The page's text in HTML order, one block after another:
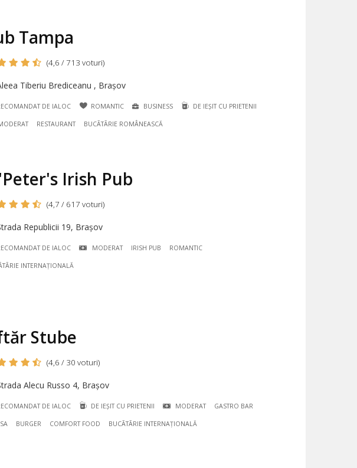
Tampa
(4,6 / 713 voturi)
Tiberiu Brediceanu , Brașov
DE IALOC ROMANTIC BUSINESS DE IEȘIT CU PRIETENII
RESTAURANT BUCÃTÃRIE ROMÂNEASCĂ
Irish Pub
(4,7 / 617 voturi)
Republicii 19, Brașov
DE IALOC MODERAT IRISH PUB ROMANTIC
INTERNAȚIONALĂ
Stube
(4,6 / 30 voturi)
Alecu Russo 4, Brașov
DE IALOC DE IEȘIT CU PRIETENII MODERAT GASTRO BAR
BURGER COMFORT FOOD BUCÃTÃRIE INTERNAȚIONALĂ